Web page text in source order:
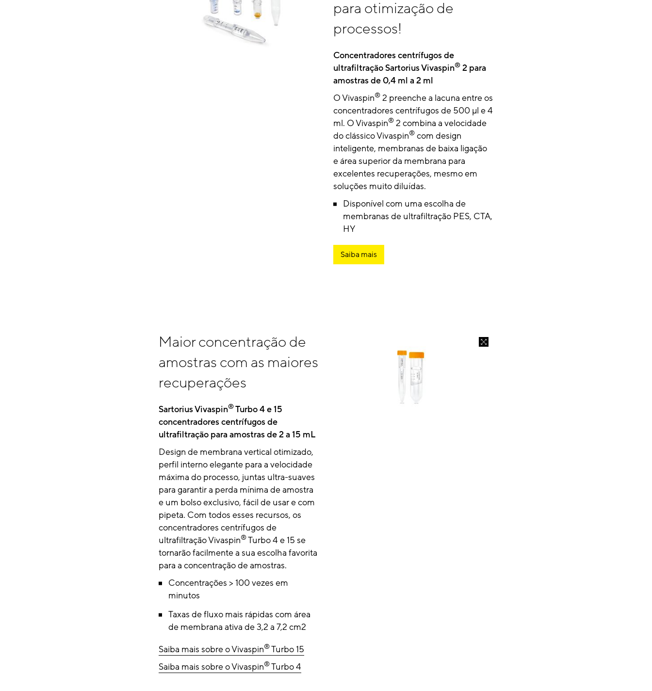
para otimização de
processos!
Concentradores centrífugos de
ultrafiltração Sartorius Vivaspin® 2 para
amostras de 0,4 ml a 2 ml
O Vivaspin® 2 preenche a lacuna entre os
concentradores centrífugos de 500 μl e 4
ml. O Vivaspin® 2 combina a velocidade
do clássico Vivaspin® com design
inteligente, membranas de baixa ligação
e área superior da membrana para
excelentes recuperações, mesmo em
soluções muito diluídas.
Disponível com uma escolha de
membranas de ultrafiltração PES, CTA,
HY
Saiba mais
Maior concentração de
amostras com as maiores
recuperações
Sartorius Vivaspin®Turbo 4 e 15
concentradores centrífugos de
ultrafiltração para amostras de 2 a 15 mL
Design de membrana vertical otimizado,
perfil interno elegante para a velocidade
máxima do processo, juntas ultra-suaves
para garantir a perda mínima de amostra
e um bolso exclusivo, fácil de usar e com
pipeta. Com todos esses recursos, os
concentradores centrífugos de
ultrafiltração Vivaspin®Turbo 4 e 15 se
tornarão facilmente a sua escolha favorita
para a concentração de amostras.
Concentrações > 100 vezes em
minutos
Taxas de fluxo mais rápidas com área
de membrana ativa de 3,2 a 7,2 cm2
Saiba mais sobre o Vivaspin®Turbo 15
Saiba mais sobre o Vivaspin®Turbo 4